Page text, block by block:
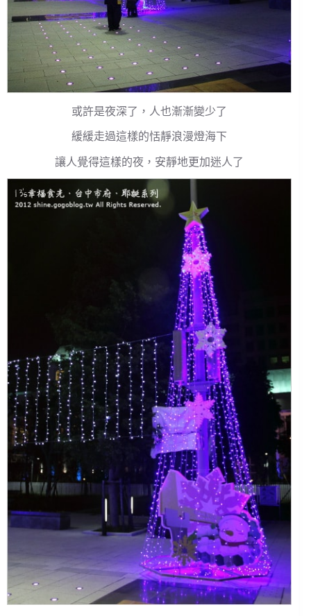
或許是夜深了，人也漸漸變少了
緩緩走過這樣的恬靜浪漫燈海下
讓人覺得這樣的夜，安靜地更加迷人了